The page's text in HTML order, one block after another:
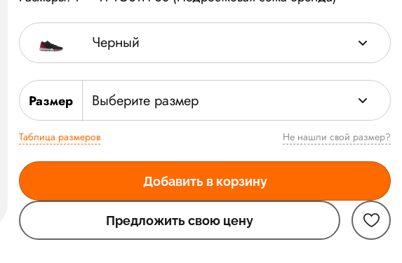
Черный
Размер Выберите размер
Таблица размеров Не нашли свой размер?
Добавить в корзину
Предложить свою цену